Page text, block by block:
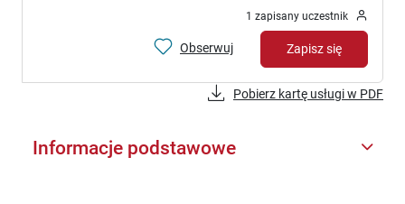
1 zapisany uczestnik
Obserwuj Zapisz się
Pobierz kartę usługi w PDF
Informacje podstawowe